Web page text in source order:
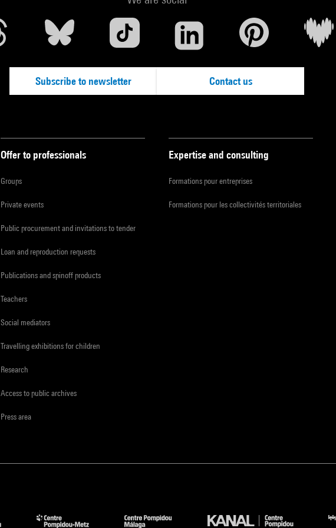
Exposition réalisée par le Cci, à l’initiative du Ministère de l’Environnement et
du Cadre de Vie, en collaboration avec les Ministères de l’Agriculture et de
Manifestation réalisée dans le cadre de la campagne « 1000 jours pour
l’architecture ».Subscribe to newsletter Contact us
Offer to professionals
Groups
Private events
Public procurement and invitations to tender
Loan and reproduction requests
Publications and spinoff products
Teachers
Social mediators
Travelling exhibitions for children
Research
Access to public archives
Press area
Expertise and consulting
Formations pour entreprises
Formations pour les collectivités territoriales